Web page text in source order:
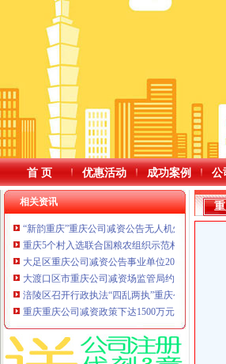
首 页 优惠活动 成功案例 公
相关资讯
“新韵重庆”重庆公司减资公告无人机灯光秀，6月
重庆5个村入选联合国粮农组织示范村名单——
大足区重庆公司减资公告事业单位2026年公开
大渡口区市重庆公司减资场监管局约谈生禽肉
涪陵区召开行政执法“四乱两执”重庆公司减资
重庆重庆公司减资政策下达1500万元水利救灾资